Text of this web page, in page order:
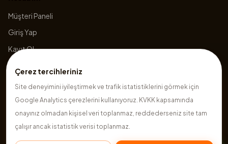
Çerez tercihleriniz
Site deneyimini iyileştirmek ve trafik istatistiklerini görmek için
Google Analytics çerezlerini kullanıyoruz. KVKK kapsamında
onayınız olmadan kişisel veri toplanmaz, reddederseniz site tam
çalışır ancak istatistik verisi toplanmaz.
Müşteri Paneli
Giriş Yap
Kayıt Ol
2026 Hazırsite. Tüm hakları saklıdır.